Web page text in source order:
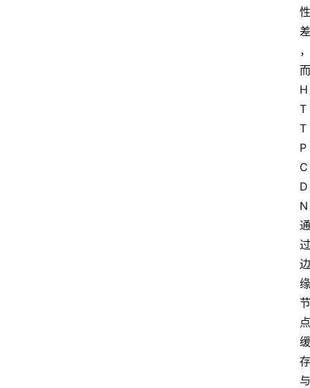
性
差
，
而
H
T
T
P
C
D
N
通
过
边
缘
节
点
缓
存
与